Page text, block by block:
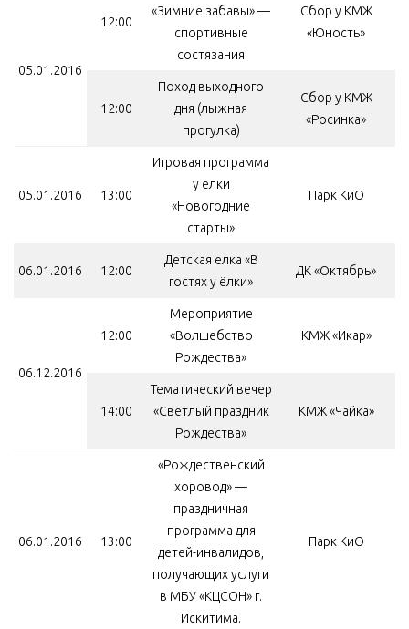
05.01.2016
12:00
«Зимние забавы» —
спортивные
состязания
Сбор у КМЖ
«Юность»
12:00
Поход выходного
дня (лыжная
прогулка)
Сбор у КМЖ
«Росинка»
05.01.2016 13:00
Игровая программа
у елки
«Новогодние
старты»
Парк КиО
06.01.2016 12:00
Детская елка «В
гостях у ёлки»
ДК «Октябрь»
06.12.2016
12:00
Мероприятие
«Волшебство
Рождества»
КМЖ «Икар»
14:00
Тематический вечер
«Светлый праздник
Рождества»
КМЖ «Чайка»
06.01.2016 13:00
«Рождественский
хоровод» —
праздничная
программа для
детей-инвалидов,
получающих услуги
в МБУ «КЦСОН» г.
Искитима.
Парк КиО